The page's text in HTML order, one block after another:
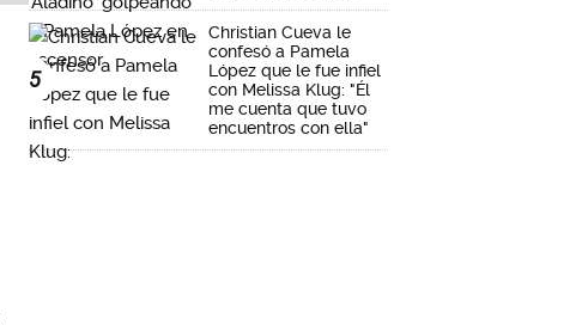
5
Christian Cueva le
confesó a Pamela
López que le fue infiel
con Melissa Klug: "Él
me cuenta que tuvo
encuentros con ella"